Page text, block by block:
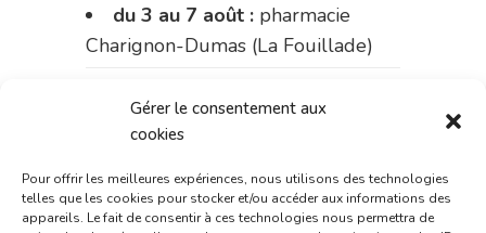
Gérer le consentement aux
cookies
Pour offrir les meilleures expériences, nous utilisons des technologies
telles que les cookies pour stocker et/ou accéder aux informations des
appareils. Le fait de consentir à ces technologies nous permettra de
du 3 au 7 août : pharmacie
Charignon-Dumas (La Fouillade)
Bonnemaire (rue Saint-Jacques)
du marché (2 allées Aristide
Briand)